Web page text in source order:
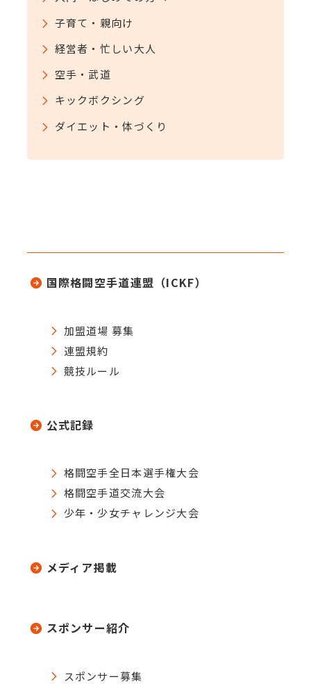
子育て・親向け
経営者・忙しい大人
空手・武道
キックボクシング
ダイエット・体づくり
国際格闘空手道連盟（ICKF）
加盟道場 募集
連盟規約
競技ルール
公式記録
格闘空手全日本選手権大会
格闘空手道交流大会
少年・少女チャレンジ大会
メディア掲載
スポンサー紹介
スポンサー募集